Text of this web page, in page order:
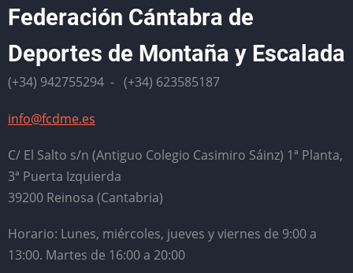
Federación Cántabra de
Deportes de Montaña y Escalada
(+34) 942755294 - (+34) 623585187
info@fcdme.es
C/ El Salto s/n (Antiguo Colegio Casimiro Sáinz) 1ª Planta,
3ª Puerta Izquierda
39200 Reinosa (Cantabria)
Horario: Lunes, miércoles, jueves y viernes de 9:00 a
13:00. Martes de 16:00 a 20:00